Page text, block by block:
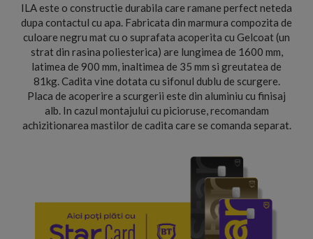
ILA este o constructie durabila care ramane perfect neteda
dupa contactul cu apa. Fabricata din marmura compozita de
culoare negru mat cu o suprafata acoperita cu Gelcoat (un
strat din rasina poliesterica) are lungimea de 1600 mm,
latimea de 900 mm, inaltimea de 35 mm si greutatea de
81kg. Cadita vine dotata cu sifonul dublu de scurgere.
Placa de acoperire a scurgerii este din aluminiu cu finisaj
alb. In cazul montajului cu picioruse, recomandam
achizitionarea mastilor de cadita care se comanda separat.